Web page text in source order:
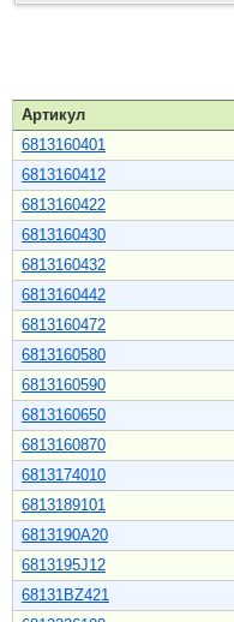
Артикул
6813160401
6813160412
6813160422
6813160430
6813160432
6813160442
6813160472
6813160580
6813160590
6813160650
6813160870
6813174010
6813189101
6813190A20
6813195J12
68131BZ421